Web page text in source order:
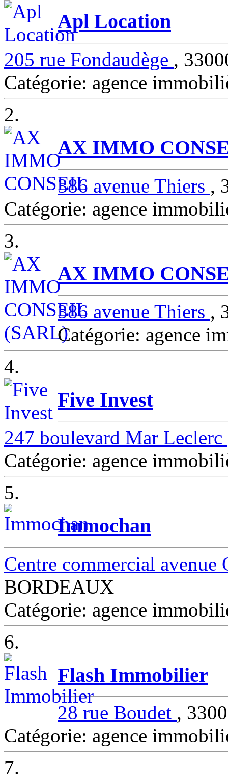
Apl Location
205 rue Fondaudège ,
Catégorie: agence
2.
AX IMMO
386 avenue Thiers ,
Catégorie: agence
3.
AX IMMO
386 avenue Thiers ,
Catégorie: agence
4.
Five Invest
247 boulevard Mar Leclerc
Catégorie: agence
5.
Immochan
Centre commercial avenue
BORDEAUX
Catégorie: agence
6.
Flash Immobilier
28 rue Boudet ,
Catégorie: agence
7.